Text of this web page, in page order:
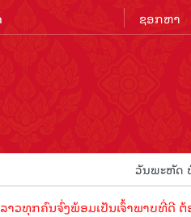
ວັນພະຫັດ
ຈົ່ງພ້ອມເປັນເຈົ້າພາບທີ່ດີ ຕ້ອນຮັບ